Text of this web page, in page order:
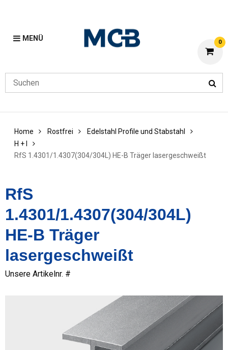
MENÜ 0
Home Rostfrei
Edelstahl Profile und Stabstahl
H + I
RfS 1.4301/1.4307(304/304L) HE-B Träger lasergeschweißt
RfS
1.4301/1.4307(304/304L)
HE-B Träger
lasergeschweißt
Unsere Artikelnr. #